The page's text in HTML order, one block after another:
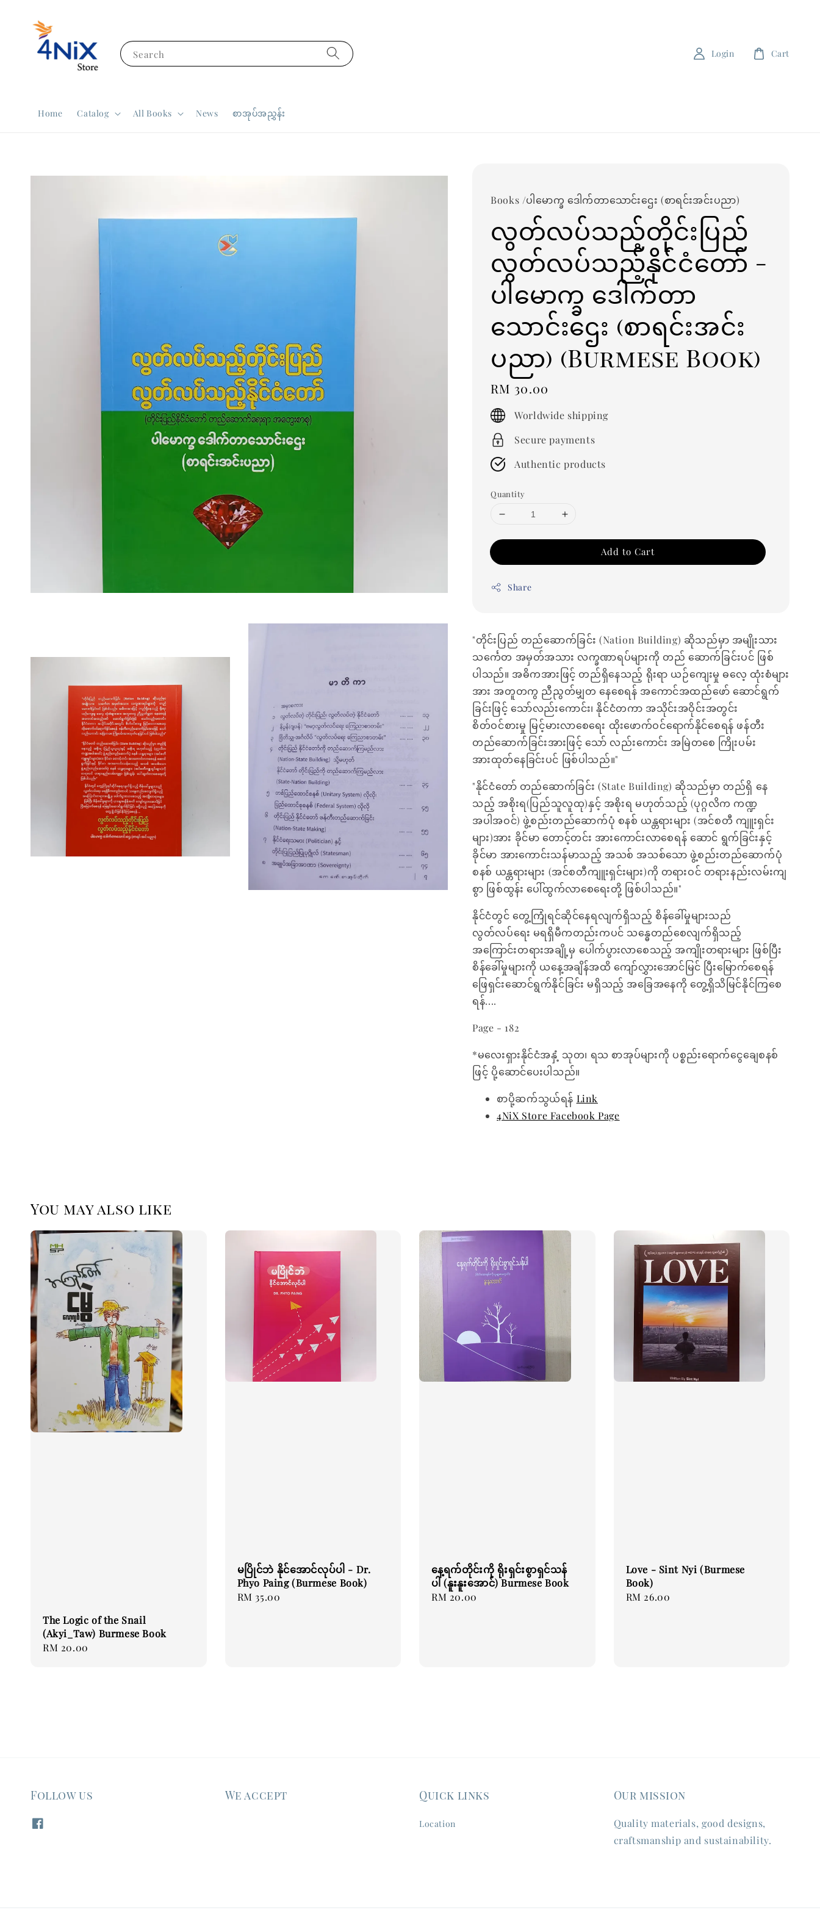
Search
Home Catalog All Books News စာအုပ်အညွှန်း
Login Cart
Books /ပါမောက္ခ ဒေါက်တာသောင်းဌေး (စာရင်းအင်းပညာ)
လွတ်လပ်သည့်တိုင်းပြည်
လွတ်လပ်သည့်နိုင်ငံတော် -
ပါမောက္ခ ဒေါက်တာ
သောင်းဌေး (စာရင်းအင်း
ပညာ) (Burmese Book)
Regular
price
RM 30.00
Worldwide shipping
Secure payments
Authentic products
Quantity
Add to Cart
Share
"တိုင်းပြည် တည်ဆောက်ခြင်း (Nation Building) ဆိုသည်မှာ အမျိုးသား
သင်္ကေတ အမှတ်အသား လက္ခဏာရပ်များကို တည် ဆောက်ခြင်းပင် ဖြစ်
ပါသည်။ အဓိကအားဖြင့် တည်ရှိနေသည့် ရိုးရာ ယဉ်ကျေးမှု ဓလေ့ ထုံးစံများ
အား အတူတကွ ညီညွတ်မျှတ နေစေရန် အကောင်အထည်ဖော် ဆောင်ရွက်
ခြင်းဖြင့် သော်လည်းကောင်း၊ နိုင်ငံတကာ အသိုင်းအဝိုင်းအတွင်း
စိတ်ဝင်စားမှု မြင့်မားလာစေရေး ထိုးဖောက်ဝင်ရောက်နိုင်စေရန် ဖန်တီး
တည်ဆောက်ခြင်းအားဖြင့် သော် လည်းကောင်း အမြဲတစေ ကြိုးပမ်း
အားထုတ်နေခြင်းပင် ဖြစ်ပါသည်။"
"နိုင်ငံတော် တည်ဆောက်ခြင်း (State Building) ဆိုသည်မှာ တည်ရှိ နေ
သည့် အစိုးရ(ပြည်သူလူထု)နှင့် အစိုးရ မဟုတ်သည့် (ပုဂ္ဂလိက ကဏ္ဍ
အပါအဝင်) ဖွဲ့စည်းတည်ဆောက်ပုံ စနစ် ယန္တရားများ (အင်စတီ ကျူးရှင်း
များ)အား ခိုင်မာ တောင့်တင်း အားကောင်းလာစေရန် ဆောင် ရွက်ခြင်းနှင့်
ခိုင်မာ အားကောင်းသန်မာသည့် အသစ် အသစ်သော ဖွဲ့စည်းတည်ဆောက်ပုံ
စနစ် ယန္တရားများ (အင်စတီကျူးရှင်းများ)ကို တရားဝင် တရားနည်းလမ်းကျ
စွာ ဖြစ်ထွန်း ပေါ်ထွက်လာစေရေးတို့ ဖြစ်ပါသည်။"
နိုင်ငံတွင် တွေ့ကြုံရင်ဆိုင်နေရလျက်ရှိသည့် စိန်ခေါ်မှုများသည်
လွတ်လပ်ရေး မရရှိမီကတည်းကပင် သန္ဓေတည်စေလျက်ရှိသည့်
အကြောင်းတရားအချို့မှ ပေါက်ပွားလာစေသည့် အကျိုးတရားများ ဖြစ်ပြီး
စိန်ခေါ်မှုများကို ယနေ့အချိန်အထိ ကျော်လွှားအောင်မြင် ပြီးမြောက်စေရန်
ဖြေရှင်းဆောင်ရွက်နိုင်ခြင်း မရှိသည့် အခြေအနေကို တွေ့ရှိသိမြင်နိုင်ကြစေ
ရန်....
Page - 182
*မလေးရှားနိုင်ငံအနှံ့ သုတ၊ ရသ စာအုပ်များကို ပစ္စည်းရောက်ငွေချေစနစ်
ဖြင့် ပို့ဆောင်ပေးပါသည်။
စာပို့ဆက်သွယ်ရန် Link
4NiX Store Facebook Page
You may also like
The Logic of the Snail
(Akyi_Taw) Burmese Book
Regular
RM 20.00
မပြိုင်ဘဲ နိုင်အောင်လုပ်ပါ - Dr.
Phyo Paing (Burmese Book)
Regular
RM 35.00
နေ့ရက်တိုင်းကို ရိုးရှင်းစွာရှင်သန်
ပါ (နူးနူးအောင်) Burmese Book
Regular
RM 20.00
Love - Sint Nyi (Burmese
Book)
Regular
RM 26.00
Follow us We accept Quick links
Location
Our mission
Quality materials, good designs,
craftsmanship and sustainability.